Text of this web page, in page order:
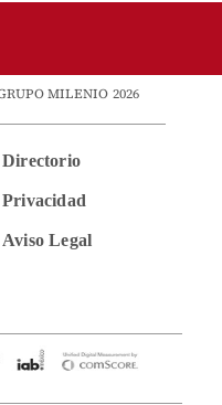
MILENIO 2026
Directorio
Privacidad
Aviso Legal